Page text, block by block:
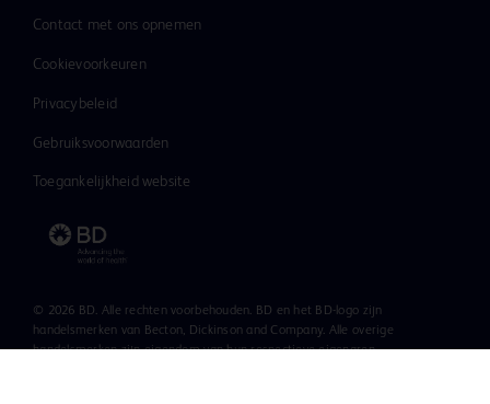
Contact met ons opnemen
Cookievoorkeuren
Privacybeleid
Gebruiksvoorwaarden
Toegankelijkheid website
© 2026 BD. Alle rechten voorbehouden. BD en het BD-logo zijn
handelsmerken van Becton, Dickinson and Company. Alle overige
handelsmerken zijn eigendom van hun respectieve eigenaren.